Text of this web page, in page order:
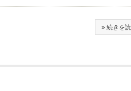
» 続きを